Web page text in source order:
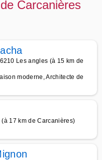
Carcanières
Les angles (à 15 km de
moderne, Architecte de
17 km de Carcanières)